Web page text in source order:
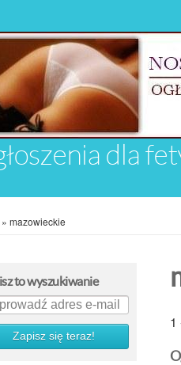
dla
» mazowieckie
to wyszukiwanie
Zapisz się teraz!
1